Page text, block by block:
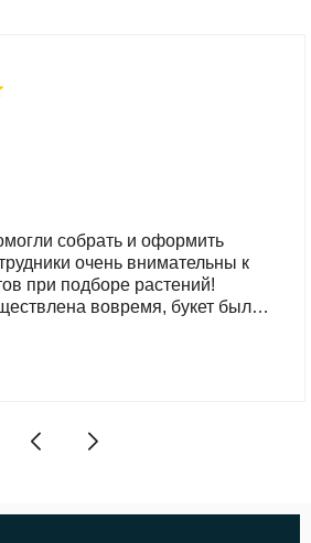
собрать и оформить
очень внимательны к
при подборе растений!
вовремя, букет был
сумку.